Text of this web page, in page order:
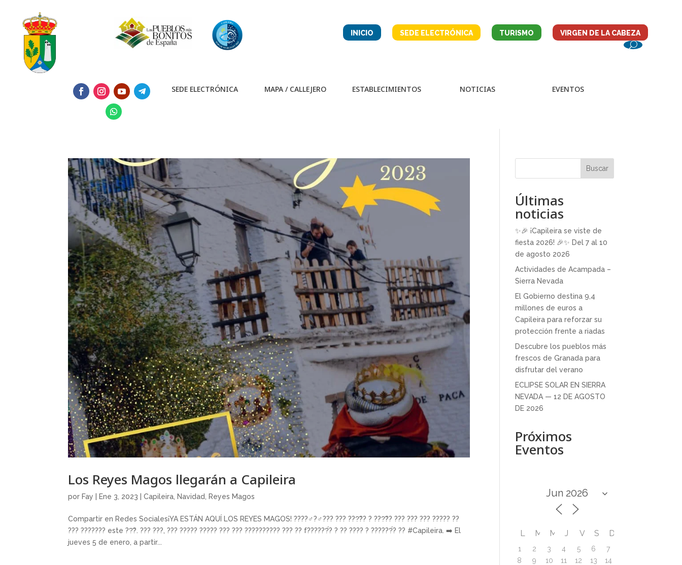
INICIO SEDE ELECTRÓNICA TURISMO VIRGEN DE LA CABEZA
SEDE ELECTRÓNICA MAPA / CALLEJERO ESTABLECIMIENTOS NOTICIAS EVENTOS
Los Reyes Magos llegarán a Capileira
por Fay Ene 3, 2023 |Capileira, Navidad, Reyes Magos
Compartir en Redes Sociales¡YA ESTÁN AQUÍ LOS REYES MAGOS! ????‍♂️?‍♂️??? ??? ???̃?? ? ???̃?? ??? ??? ??? ????? ??
??? ??????? este ??̃?. ??? ???, ??? ????? ????? ??? ??? ?????????? ??? ?? f??????́? ? ?? ???? ? ??????́? ?? #Capileira. ➡️ El
jueves 5 de enero, a partir...
Buscar
Últimas
noticias
✨🎉 ¡Capileira se viste de
fiesta 2026! 🎉✨ Del 7 al 10
de agosto 2026
Actividades de Acampada –
Sierra Nevada
El Gobierno destina 9,4
millones de euros a
Capileira para reforzar su
protección frente a riadas
Descubre los pueblos más
frescos de Granada para
disfrutar del verano
ECLIPSE SOLAR EN SIERRA
NEVADA — 12 DE AGOSTO
DE 2026
Próximos
Eventos
L M M J V S D
1 2 3 4 5 6
7
8
9 10 11 12 13
14